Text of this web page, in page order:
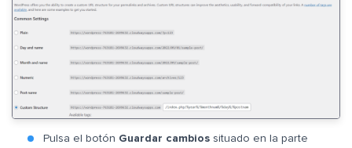
Pulsa el botón Guardar cambios situado en la parte